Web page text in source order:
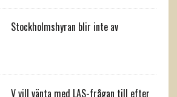
Stockholmshyran blir inte av
V vill vänta med LAS-frågan till efter